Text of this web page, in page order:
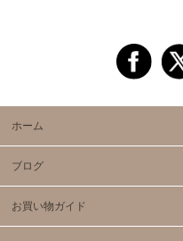
ホーム
ブログ
お買い物ガイド